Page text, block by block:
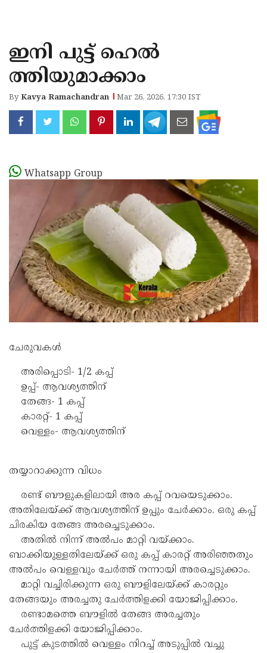
KANNUR
KASARAGOD
ഇനി പുട്ട് ഹെൽ
ത്തിയുമാക്കാം
ByKavya Ramachandran Mar 26, 2026, 17:30 IST
Whatsapp Group
ചേരുവകൾ
അരിപ്പൊടി- 1/2 കപ്പ്
ഉപ്പ്- ആവശ്യത്തിന്
തേങ്ങ- 1 കപ്പ്
കാരറ്റ്- 1 കപ്പ്
വെള്ളം- ആവശ്യത്തിന്
തയ്യാറാക്കുന്ന വിധം
രണ്ട് ബൗളുകളിലായി അര കപ്പ് റവയെടുക്കാം.
അതിലേയ്ക്ക് ആവശ്യത്തിന് ഉപ്പും ചേർക്കാം. ഒരു കപ്പ്
ചിരകിയ തേങ്ങ അരച്ചെടുക്കാം.
അതിൽ നിന്ന് അൽപം മാറ്റി വയ്ക്കാം.
ബാക്കിയുള്ളതിലേയ്ക്ക് ഒരു കപ്പ് കാരറ്റ് അരിഞ്ഞതും
അൽപം വെള്ളവും ചേർത്ത് നന്നായി അരച്ചെടുക്കാം.
മാറ്റി വച്ചിരിക്കുന്ന ഒരു ബൗളിലേയ്ക്ക് കാരറ്റും
തേങ്ങയും അരച്ചതു ചേർത്തിളക്കി യോജിപ്പിക്കാം.
രണ്ടാമത്തെ ബൗളിൽ തേങ്ങ അരച്ചതും
ചേർത്തിളക്കി യോജിപ്പിക്കാം.
പുട്ട് കുടത്തിൽ വെള്ളം നിറച്ച് അടുപ്പിൽ വച്ചു